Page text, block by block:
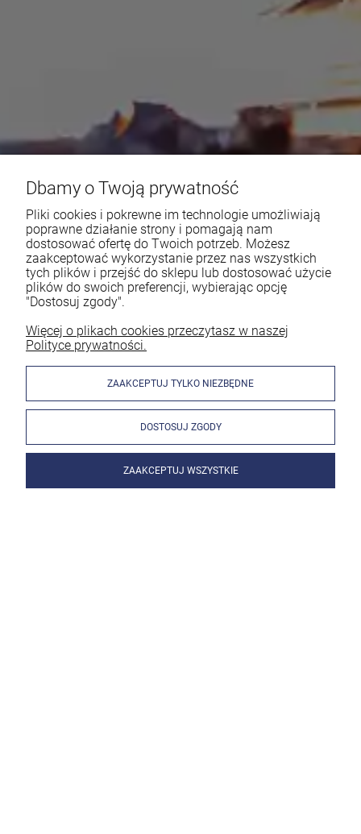
Dbamy o Twoją prywatność
Pliki cookies i pokrewne im technologie umożliwiają
poprawne działanie strony i pomagają nam
dostosować ofertę do Twoich potrzeb. Możesz
zaakceptować wykorzystanie przez nas wszystkich
tych plików i przejść do sklepu lub dostosować użycie
plików do swoich preferencji, wybierając opcję
"Dostosuj zgody".
Więcej o plikach cookies przeczytasz w naszej
Polityce prywatności.
ZAAKCEPTUJ TYLKO NIEZBĘDNE
DOSTOSUJ ZGODY
ZAAKCEPTUJ WSZYSTKIE